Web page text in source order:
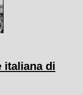
italiana di